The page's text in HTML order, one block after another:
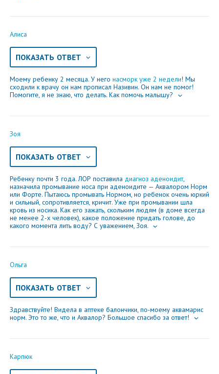
Отправляя вопрос, я принимаюпользовательское
соглашениесайта.
Алиса
ПОКАЗАТЬ ОТВЕТ
Моему ребенку 2 месяца. У него насморк уже 2 недели! Мы
сходили к врачу он нам прописал Називин. Он нам не помог!
Помогите, я не знаю, что делать. Как помочь малышу?
Зоя
ПОКАЗАТЬ ОТВЕТ
Ребенку почти 3 года. ЛОР поставила диагноз аденоидит,
назначила промывание носа при аденоидите — Аквалором Норм
или Форте. Пытаюсь промывать Нормом, но ребенок очень юркий
и сильный, сопротивляется, кричит. Уже при промывании шла
кровь из носика. Как его зажать, скольким людям (в доме всегда
не менее 2-х человек), какое положение придать голове, до
какого момента лить воду? С уважением, Зоя.
Ольга
ПОКАЗАТЬ ОТВЕТ
Здравствуйте! Видела в аптеке балончики, по-моему аквамарис
норм. Это то же, что и Аквалор? Большое спасибо за ответ!
Карпюк